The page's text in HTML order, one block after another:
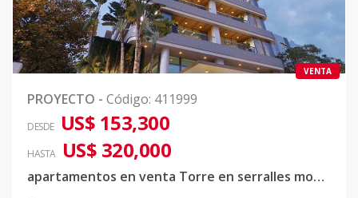
VENTA
PROYECTO - Código: 411999
DESDE US$ 153,300
HASTA US$ 320,000
apartamentos en venta Torre en serralles modernos